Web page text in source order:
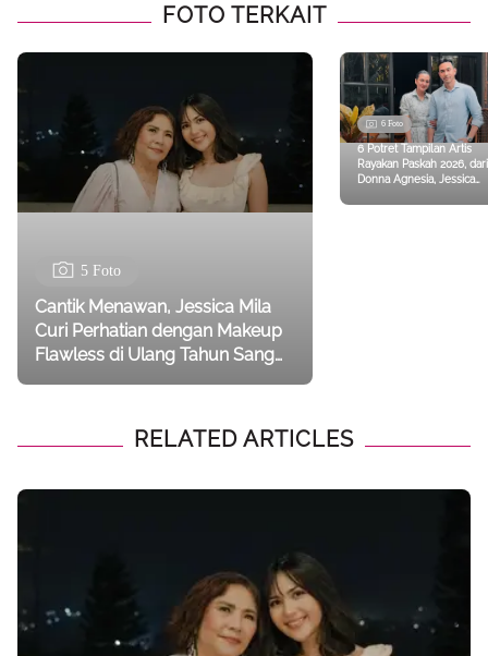
FOTO TERKAIT
5 Foto
Cantik Menawan, Jessica Mila
Curi Perhatian dengan Makeup
Flawless di Ulang Tahun Sang
6 Foto
6 Potret Tampilan Artis
Rayakan Paskah 2026, dari
Donna Agnesia, Jessica
RELATED ARTICLES